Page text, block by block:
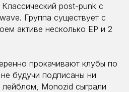
post-punk с
Группа существует с
активе несколько EP и 2
прокачивают клубы по
будучи подписаны ни
Monozid сыграли